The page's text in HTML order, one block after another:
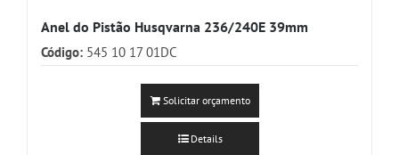
Anel do Pistão Husqvarna 236/240E 39mm
Código: 545 10 17 01DC
Solicitar orçamento
Details